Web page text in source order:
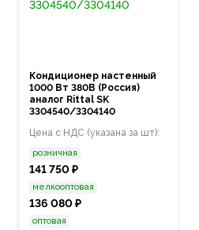
Кондиционер настенный
1000 Вт 380В (Россия)
аналог Rittal SK
3304540/3304140
Цена с НДС (указана за шт):
розничная
141 750 ₽
мелкооптовая
136 080 ₽
оптовая